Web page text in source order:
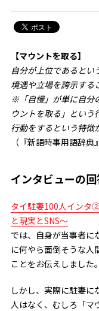
【マウントを取る】
自分が上位であるとい
境遇や立場を誇示する
※「自慢」が単に自分
ウントを取る」とい
行動をするという特徴
（『新語時事用語辞典
インタビューの
タイ駐妻100人インタ
と現実とSNS～
では、自身が当事者に
に何やら面倒そうな人
ことをお伝えしました。
しかし、実際に駐妻に
人はなく、むしろ「マ